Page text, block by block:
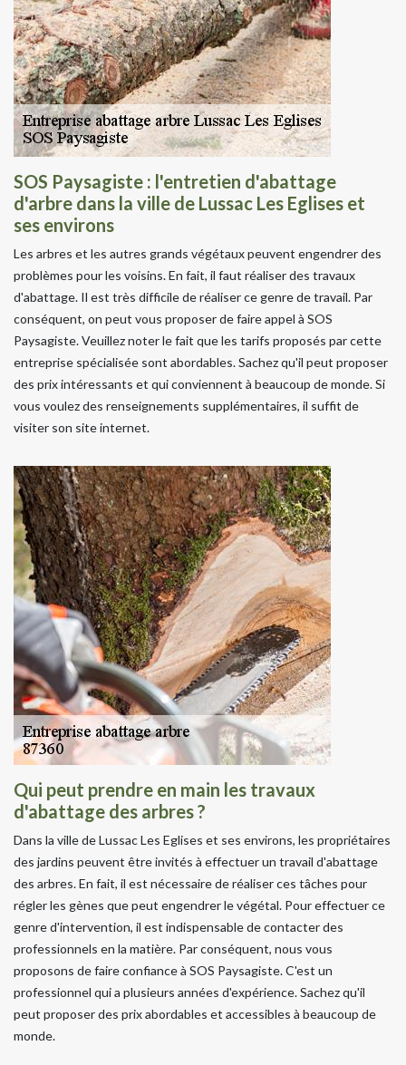
SOS Paysagiste : l'entretien d'abattage
d'arbre dans la ville de Lussac Les Eglises et
ses environs
Les arbres et les autres grands végétaux peuvent engendrer des
problèmes pour les voisins. En fait, il faut réaliser des travaux
d'abattage. Il est très difficile de réaliser ce genre de travail. Par
conséquent, on peut vous proposer de faire appel à SOS
Paysagiste. Veuillez noter le fait que les tarifs proposés par cette
entreprise spécialisée sont abordables. Sachez qu'il peut proposer
des prix intéressants et qui conviennent à beaucoup de monde. Si
vous voulez des renseignements supplémentaires, il suffit de
visiter son site internet.
Qui peut prendre en main les travaux
d'abattage des arbres ?
Dans la ville de Lussac Les Eglises et ses environs, les propriétaires
des jardins peuvent être invités à effectuer un travail d'abattage
des arbres. En fait, il est nécessaire de réaliser ces tâches pour
régler les gènes que peut engendrer le végétal. Pour effectuer ce
genre d'intervention, il est indispensable de contacter des
professionnels en la matière. Par conséquent, nous vous
proposons de faire confiance à SOS Paysagiste. C'est un
professionnel qui a plusieurs années d'expérience. Sachez qu'il
peut proposer des prix abordables et accessibles à beaucoup de
monde.